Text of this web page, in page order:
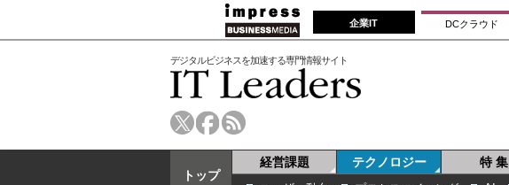
企業IT DCクラウド
デジタルビジネスを加速する専門情報サイト
トップ
経営課題 テクノロジー 特 集